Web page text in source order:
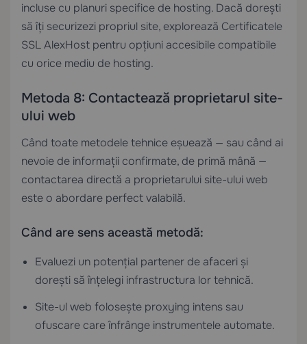
incluse cu planuri specifice de hosting. Dacă dorești
să îți securizezi propriul site, explorează Certificatele
SSL AlexHost pentru opțiuni accesibile compatibile
cu orice mediu de hosting.
Metoda 8: Contactează proprietarul site-
ului web
Când toate metodele tehnice eșuează — sau când ai
nevoie de informații confirmate, de primă mână —
contactarea directă a proprietarului site-ului web
este o abordare perfect valabilă.
Când are sens această metodă:
Evaluezi un potențial partener de afaceri și
dorești să înțelegi infrastructura lor tehnică.
Site-ul web folosește proxying intens sau
ofuscare care înfrânge instrumentele automate.